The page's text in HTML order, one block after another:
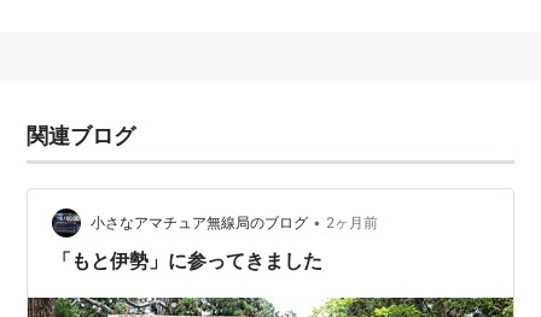
関連ブログ
小さなアマチュア無線局のブログ • 2ヶ月前
「もと伊勢」に参ってきました